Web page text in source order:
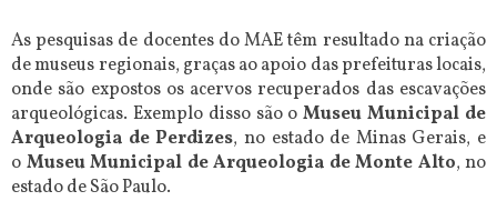
As pesquisas de docentes do MAE têm resultado na criação
de museus regionais, graças ao apoio das prefeituras locais,
onde são expostos os acervos recuperados das escavações
arqueológicas. Exemplo disso são oMuseu Municipal de
Arqueologia de Perdizes, no estado de Minas Gerais, e
o Museu Municipal de Arqueologia de Monte Alto, no
estado de São Paulo.